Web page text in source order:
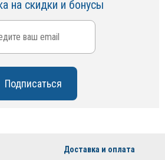
на скидки и бонусы
Доставка и оплата